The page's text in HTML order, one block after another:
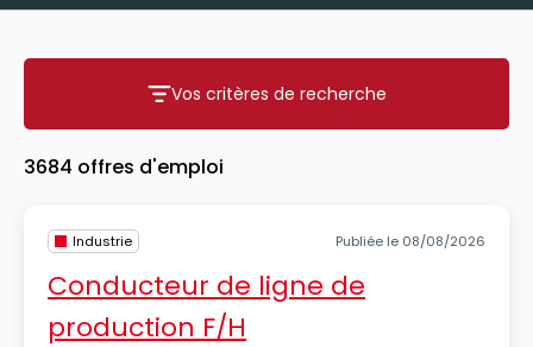
Vos critères de recherche
Vos critères de recherche
3684 offres d'emploi
Industrie Publiée le 08/08/2026
Conducteur de ligne de
production F/H